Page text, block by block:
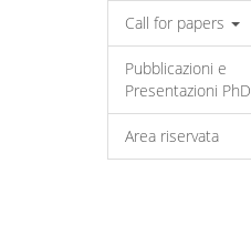
Call for papers
Pubblicazioni e
Presentazioni PhD
Area riservata